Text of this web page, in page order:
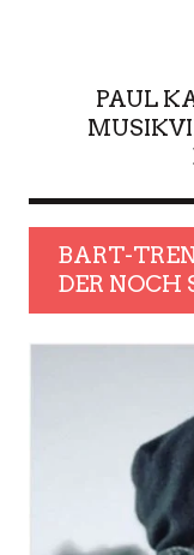
PAUL
BART-
DER NOCH